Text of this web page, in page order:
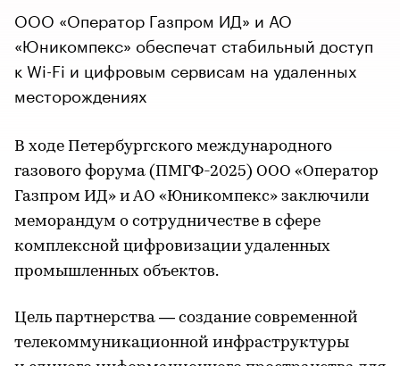
ООО «Оператор Газпром ИД» и АО
«Юникомпекс» обеспечат стабильный доступ
к Wi-Fi и цифровым сервисам на удаленных
месторождениях
В ходе Петербургского международного
газового форума (ПМГФ-2025) ООО «Оператор
Газпром ИД» и АО «Юникомпекс» заключили
меморандум о сотрудничестве в сфере
комплексной цифровизации удаленных
промышленных объектов.
Цель партнерства — создание современной
телекоммуникационной инфраструктуры